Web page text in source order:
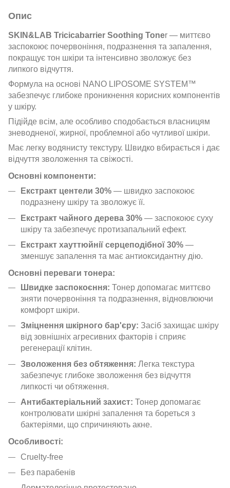
Опис
SKIN&LAB Tricicabarrier Soothing Toner — миттєво
заспокоює почервоніння, подразнення та запалення,
покращує тон шкіри та інтенсивно зволожує без
липкого відчуття.
Формула на основі NANO LIPOSOME SYSTEM™
забезпечує глибоке проникнення корисних компонентів
у шкіру.
Підійде всім, але особливо сподобається власницям
зневодненої, жирної, проблемної або чутливої шкіри.
Має легку водянисту текстуру. Швидко вбирається і дає
відчуття зволоження та свіжості.
Основні компоненти:
Екстракт центели 30% — швидко заспокоює
подразнену шкіру та зволожує її.
Екстракт чайного дерева 30% — заспокоює суху
шкіру та забезпечує протизапальний ефект.
Екстракт хауттюйнії серцеподібної 30% —
зменшує запалення та має антиоксидантну дію.
Основні переваги тонера:
Швидке заспокоєння: Тонер допомагає миттєво
зняти почервоніння та подразнення, відновлюючи
комфорт шкіри.
Зміцнення шкірного бар'єру: Засіб захищає шкіру
від зовнішніх агресивних факторів і сприяє
регенерації клітин.
Зволоження без обтяження: Легка текстура
забезпечує глибоке зволоження без відчуття
липкості чи обтяження.
Антибактеріальний захист: Тонер допомагає
контролювати шкірні запалення та бореться з
бактеріями, що спричиняють акне.
Особливості:
Cruelty-free
Без парабенів